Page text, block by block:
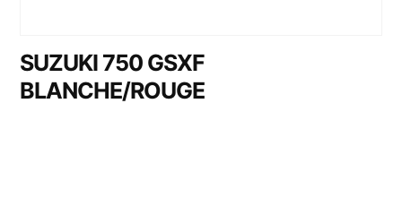
SUZUKI 750 GSXF
BLANCHE/ROUGE